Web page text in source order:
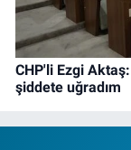
CHP'li Ezgi
şiddete uğradım